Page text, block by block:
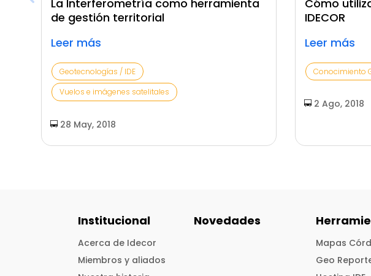
La Interferometría como herramienta
de gestión territorial
Leer más
Geotecnologías / IDE
Vuelos e imágenes satelitales
28 May, 2018
Cómo
IDECOR
Leer más
Conocimiento
2 Ago, 2018
Institucional
Acerca de Idecor
Miembros y aliados
Novedades
Mapas
Geo